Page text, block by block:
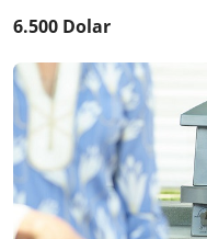
6.500 Dolar